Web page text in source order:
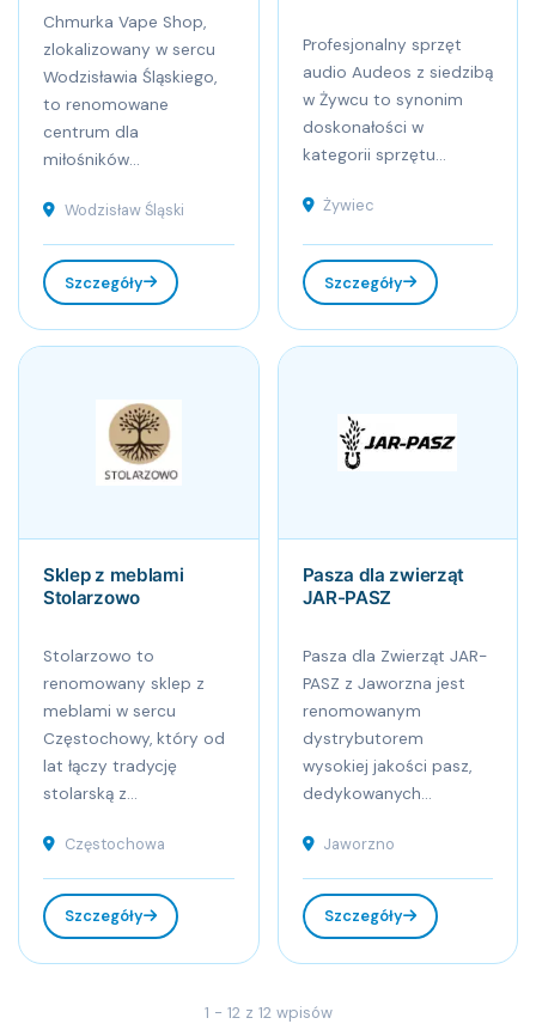
Chmurka Vape Shop,
zlokalizowany w sercu
Wodzisławia Śląskiego,
to renomowane
centrum dla
miłośników...
Wodzisław Śląski
Szczegóły
Profesjonalny sprzęt
audio Audeos z siedzibą
w Żywcu to synonim
doskonałości w
kategorii sprzętu...
Żywiec
Szczegóły
Sklep z meblami
Stolarzowo
Stolarzowo to
renomowany sklep z
meblami w sercu
Częstochowy, który od
lat łączy tradycję
stolarską z...
Częstochowa
Szczegóły
Pasza dla zwierząt
JAR-PASZ
Pasza dla Zwierząt JAR-
PASZ z Jaworzna jest
renomowanym
dystrybutorem
wysokiej jakości pasz,
dedykowanych...
Jaworzno
Szczegóły
1 - 12 z 12 wpisów